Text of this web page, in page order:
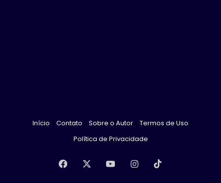
Início Contato Sobre o Autor
Termos de Uso
Política de Privacidade
Facebook YouTubeInstagram